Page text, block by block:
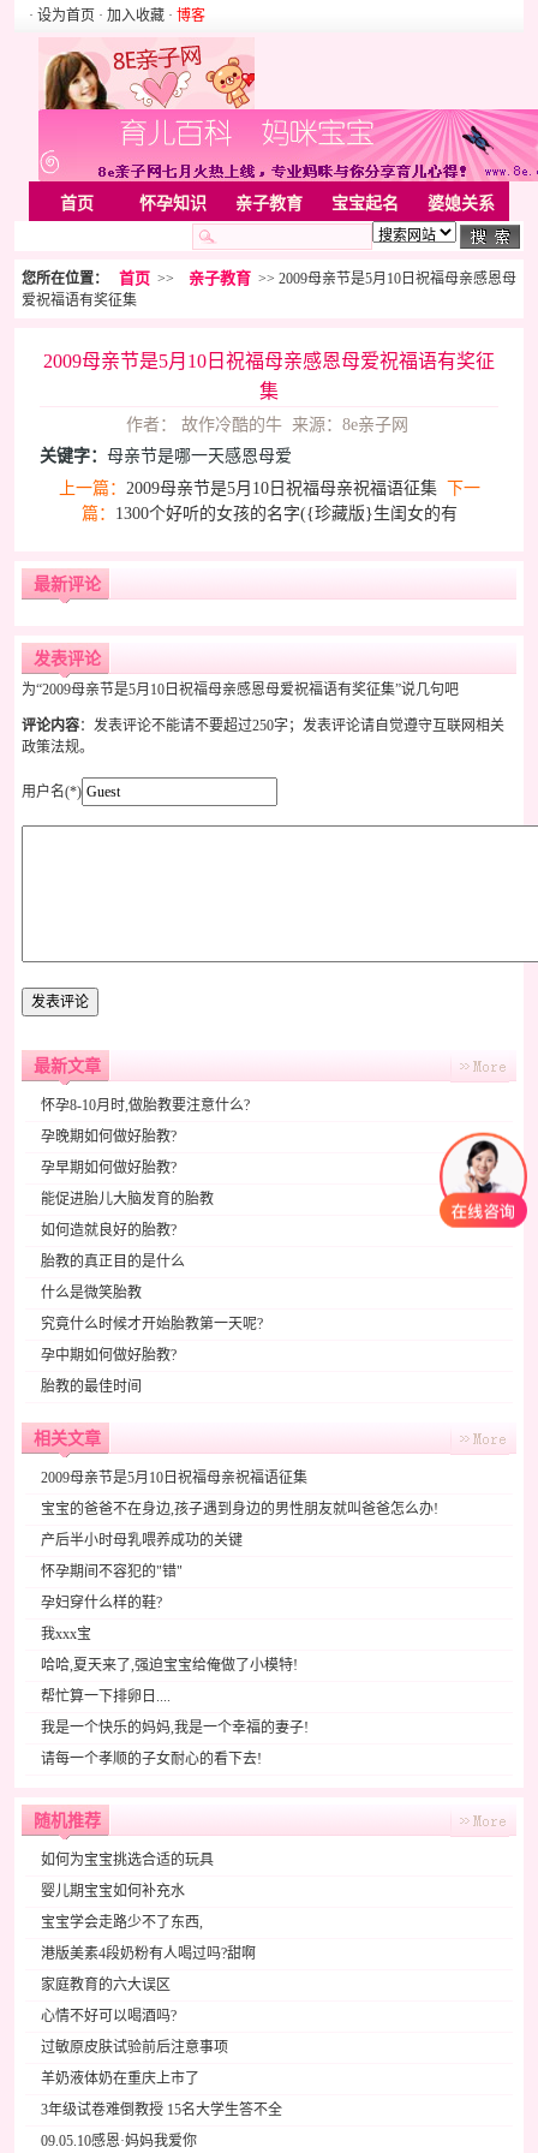
· 设为首页 · 加入收藏 · 博客
首页 怀孕知识 亲子教育 宝宝起名 婆媳关系
胎教音乐 家居 亲子游戏
美容化装 Rss
您所在位置： 首页 >> 亲子教育 >> 2009母亲节是5月10日祝福母亲感恩母
爱祝福语有奖征集
2009母亲节是5月10日祝福母亲感恩母爱祝福语有奖征
集
作者： 故作冷酷的牛 来源：8e亲子网
关键字： 母亲节是哪一天感恩母爱
上一篇： 2009母亲节是5月10日祝福母亲祝福语征集下一
篇： 1300个好听的女孩的名字({珍藏版}生闺女的有
最新评论
发表评论
为“2009母亲节是5月10日祝福母亲感恩母爱祝福语有奖征集”说几句吧
评论内容：发表评论不能请不要超过250字；发表评论请自觉遵守互联网相关
政策法规。
用户名(*)
最新文章
怀孕8-10月时,做胎教要注意什么?
孕晚期如何做好胎教?
孕早期如何做好胎教?
能促进胎儿大脑发育的胎教
如何造就良好的胎教?
胎教的真正目的是什么
什么是微笑胎教
究竟什么时候才开始胎教第一天呢?
孕中期如何做好胎教?
胎教的最佳时间
相关文章
2009母亲节是5月10日祝福母亲祝福语征集
宝宝的爸爸不在身边,孩子遇到身边的男性朋友就叫爸爸怎么办!
产后半小时母乳喂养成功的关键
怀孕期间不容犯的"错"
孕妇穿什么样的鞋?
我xxx宝
哈哈,夏天来了,强迫宝宝给俺做了小模特!
帮忙算一下排卵日....
我是一个快乐的妈妈,我是一个幸福的妻子!
请每一个孝顺的子女耐心的看下去!
随机推荐
如何为宝宝挑选合适的玩具
婴儿期宝宝如何补充水
宝宝学会走路少不了东西,
港版美素4段奶粉有人喝过吗?甜啊
家庭教育的六大误区
心情不好可以喝酒吗?
过敏原皮肤试验前后注意事项
羊奶液体奶在重庆上市了
3年级试卷难倒教授 15名大学生答不全
09.05.10感恩·妈妈我爱你